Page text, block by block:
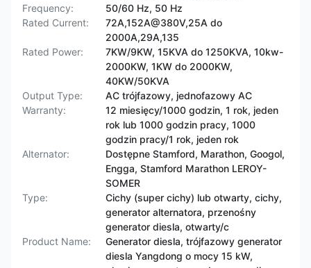
Frequency:
50/60 Hz, 50 Hz
Rated Current:
72A,152A@380V,25A do
2000A,29A,135
Rated Power:
7KW/9KW, 15KVA do 1250KVA, 10kw-
2000KW, 1KW do 2000KW,
40KW/50KVA
Output Type:
AC trójfazowy, jednofazowy AC
Warranty:
12 miesięcy/1000 godzin, 1 rok, jeden
rok lub 1000 godzin pracy, 1000
godzin pracy/1 rok, jeden rok
Alternator:
Dostępne Stamford, Marathon, Googol,
Engga, Stamford Marathon LEROY-
SOMER
Type:
Cichy (super cichy) lub otwarty, cichy,
generator alternatora, przenośny
generator diesla, otwarty/c
Product Name:
Generator diesla, trójfazowy generator
diesla Yangdong o mocy 15 kW,